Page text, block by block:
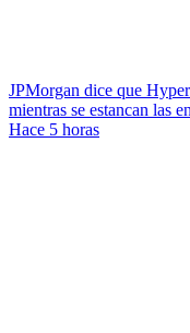
JPMorgan dice que
mientras se estancan las
Hace 5 horas